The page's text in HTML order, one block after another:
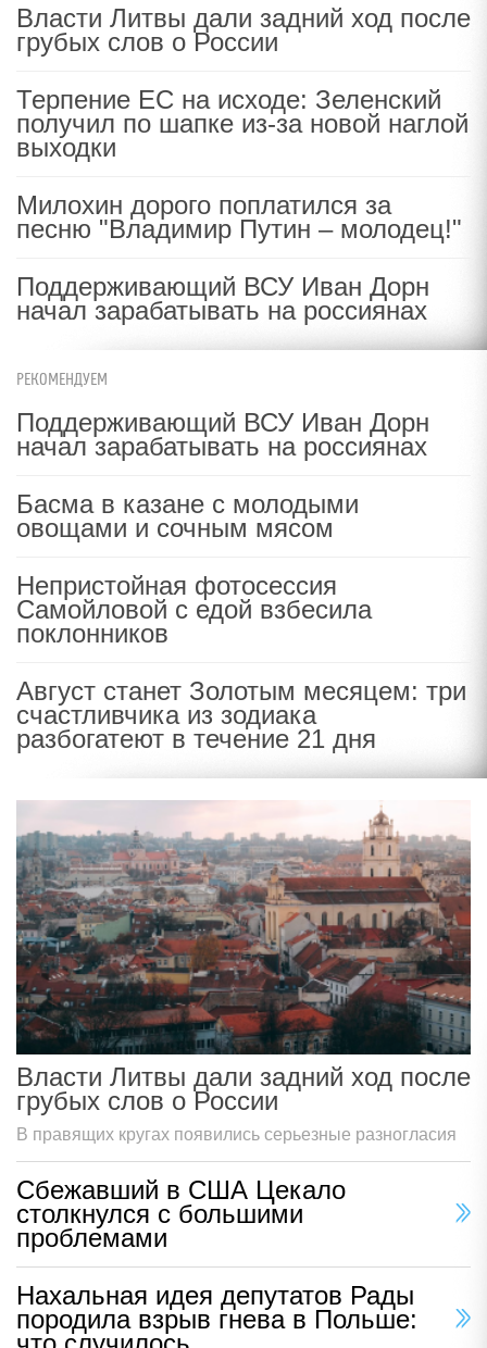
Власти Литвы дали задний ход после
грубых слов о России
Терпение ЕС на исходе: Зеленский
получил по шапке из-за новой наглой
выходки
Милохин дорого поплатился за
песню "Владимир Путин – молодец!"
Поддерживающий ВСУ Иван Дорн
начал зарабатывать на россиянах
РЕКОМЕНДУЕМ
Поддерживающий ВСУ Иван Дорн
начал зарабатывать на россиянах
Басма в казане с молодыми
овощами и сочным мясом
Непристойная фотосессия
Самойловой с едой взбесила
поклонников
Август станет Золотым месяцем: три
счастливчика из зодиака
разбогатеют в течение 21 дня
Власти Литвы дали задний ход после
грубых слов о России
В правящих кругах появились серьезные разногласия
Сбежавший в США Цекало
столкнулся с большими
проблемами
Нахальная идея депутатов Рады
породила взрыв гнева в Польше: